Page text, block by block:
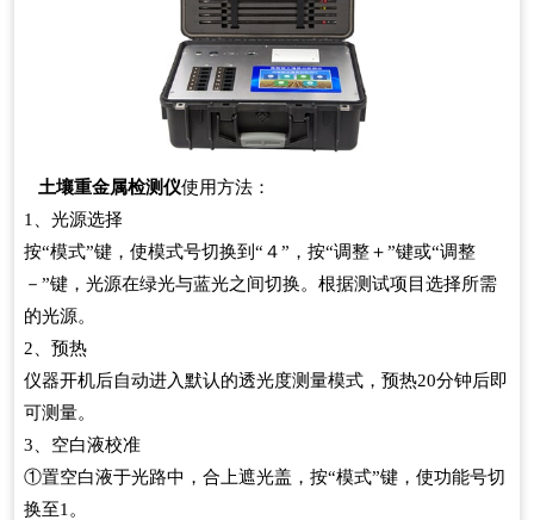
土壤重金属检测仪使用方法：
1、光源选择
按“模式”键，使模式号切换到“４”，按“调整＋”键或“调整
－”键，光源在绿光与蓝光之间切换。根据测试项目选择所需
的光源。
2、预热
仪器开机后自动进入默认的透光度测量模式，预热20分钟后即
可测量。
3、空白液校准
①置空白液于光路中，合上遮光盖，按“模式”键，使功能号切
换至1。